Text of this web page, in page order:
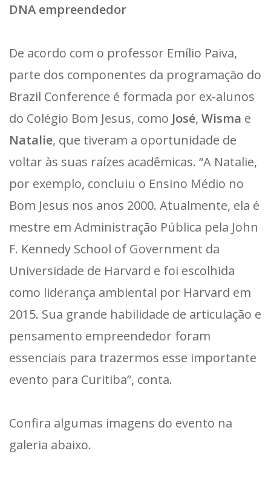
DNA empreendedor
De acordo com o professor Emílio Paiva,
parte dos componentes da programação do
Brazil Conference é formada por ex-alunos
do Colégio Bom Jesus, como José, Wisma e
Natalie, que tiveram a oportunidade de
voltar às suas raízes acadêmicas. “A Natalie,
por exemplo, concluiu o Ensino Médio no
Bom Jesus nos anos 2000. Atualmente, ela é
mestre em Administração Pública pela John
F. Kennedy School of Government da
Universidade de Harvard e foi escolhida
como liderança ambiental por Harvard em
2015. Sua grande habilidade de articulação e
pensamento empreendedor foram
essenciais para trazermos esse importante
evento para Curitiba”, conta.
Confira algumas imagens do evento na
galeria abaixo.